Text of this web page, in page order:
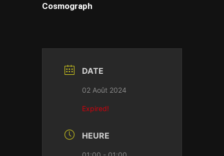
Cosmograph
DATE
02 Août 2024
Expired!
HEURE